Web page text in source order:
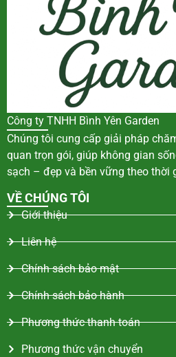
Công ty TNHH Bình Yên Garden
Chúng tôi cung cấp giải pháp
quan trọn gói, giúp không gian
sạch – đẹp và bền vững theo thời
VỀ CHÚNG TÔI
Giới thiệu
Liên hệ
Chính sách bảo mật
Chính sách bảo hành
Phương thức thanh toán
Phương thức vận chuyển